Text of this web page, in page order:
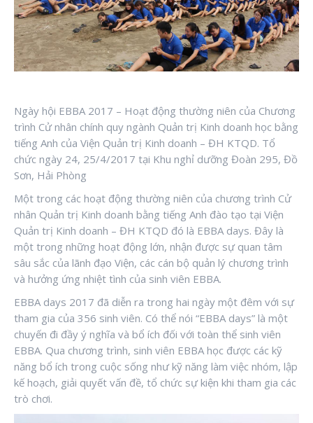
Ngày hội EBBA 2017 – Hoạt động thường niên của Chương
trình Cử nhân chính quy ngành Quản trị Kinh doanh học bằng
tiếng Anh của Viện Quản trị Kinh doanh – ĐH KTQD. Tổ
chức ngày 24, 25/4/2017 tại Khu nghỉ dưỡng Đoàn 295, Đồ
Sơn, Hải Phòng
Một trong các hoạt động thường niên của chương trình Cử
nhân Quản trị Kinh doanh bằng tiếng Anh đào tạo tại Viện
Quản trị Kinh doanh – ĐH KTQD đó là EBBA days. Đây là
một trong những hoạt động lớn, nhận được sự quan tâm
sâu sắc của lãnh đạo Viện, các cán bộ quản lý chương trình
và hưởng ứng nhiệt tình của sinh viên EBBA.
EBBA days 2017 đã diễn ra trong hai ngày một đêm với sự
tham gia của 356 sinh viên. Có thể nói “EBBA days” là một
chuyến đi đầy ý nghĩa và bổ ích đối với toàn thể sinh viên
EBBA. Qua chương trình, sinh viên EBBA học được các kỹ
năng bổ ích trong cuộc sống như kỹ năng làm việc nhóm, lập
kế hoạch, giải quyết vấn đề, tổ chức sự kiện khi tham gia các
trò chơi.